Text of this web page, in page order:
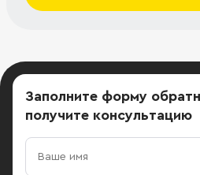
Заполните форму
получите консультацию